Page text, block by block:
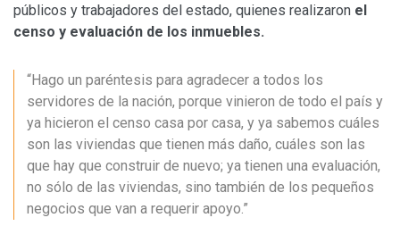
públicos y trabajadores del estado, quienes realizaron el
censo y evaluación de los inmuebles.
“Hago un paréntesis para agradecer a todos los
servidores de la nación, porque vinieron de todo el país y
ya hicieron el censo casa por casa, y ya sabemos cuáles
son las viviendas que tienen más daño, cuáles son las
que hay que construir de nuevo; ya tienen una evaluación,
no sólo de las viviendas, sino también de los pequeños
negocios que van a requerir apoyo.”